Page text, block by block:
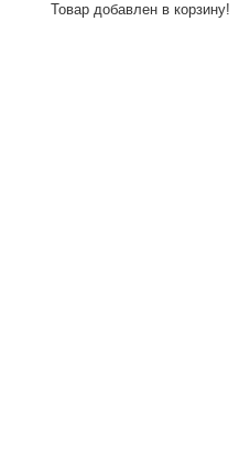
Товар добавлен в корзину!